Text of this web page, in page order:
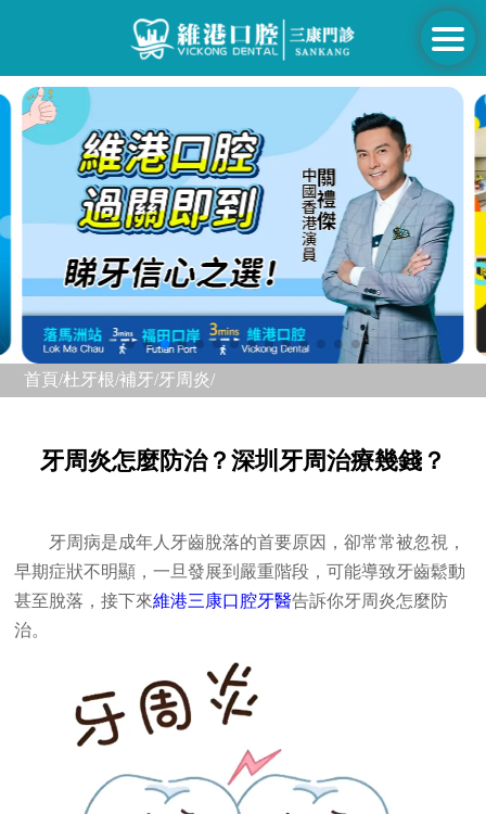
首頁/杜牙根/補牙/牙周炎/
牙周炎怎麼防治？深圳牙周治療幾錢？
牙周病是成年人牙齒脫落的首要原因，卻常常被忽視，
早期症狀不明顯，一旦發展到嚴重階段，可能導致牙齒鬆動
甚至脫落，接下來維港三康口腔牙醫告訴你牙周炎怎麼防
治。